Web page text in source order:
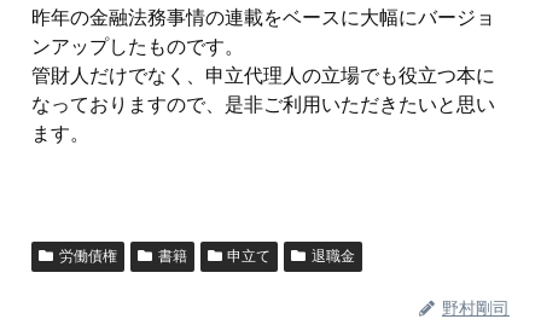
昨年の金融法務事情の連載をベースに大幅にバージョ
ンアップしたものです。
管財人だけでなく、申立代理人の立場でも役立つ本に
なっておりますので、是非ご利用いただきたいと思い
ます。
労働債権 書籍 申立て 退職金
野村剛司